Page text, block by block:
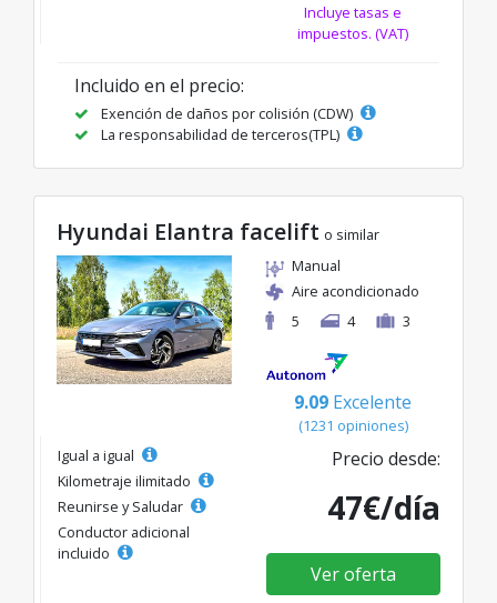
Incluye tasas e
impuestos. (VAT)
Incluido en el precio:
Exención de daños por colisión (CDW)
La responsabilidad de terceros(TPL)
Hyundai Elantra facelift o similar
Manual
Aire acondicionado
5
4 3
9.09 Excelente
(1231 opiniones)
Igual a igual
Kilometraje ilimitado
Reunirse y Saludar
Conductor adicional
incluido
Precio desde:
47€/día
Ver oferta